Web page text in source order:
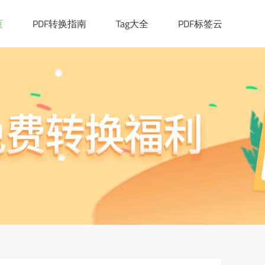
PDF转换指南 Tag大全 PDF标签云